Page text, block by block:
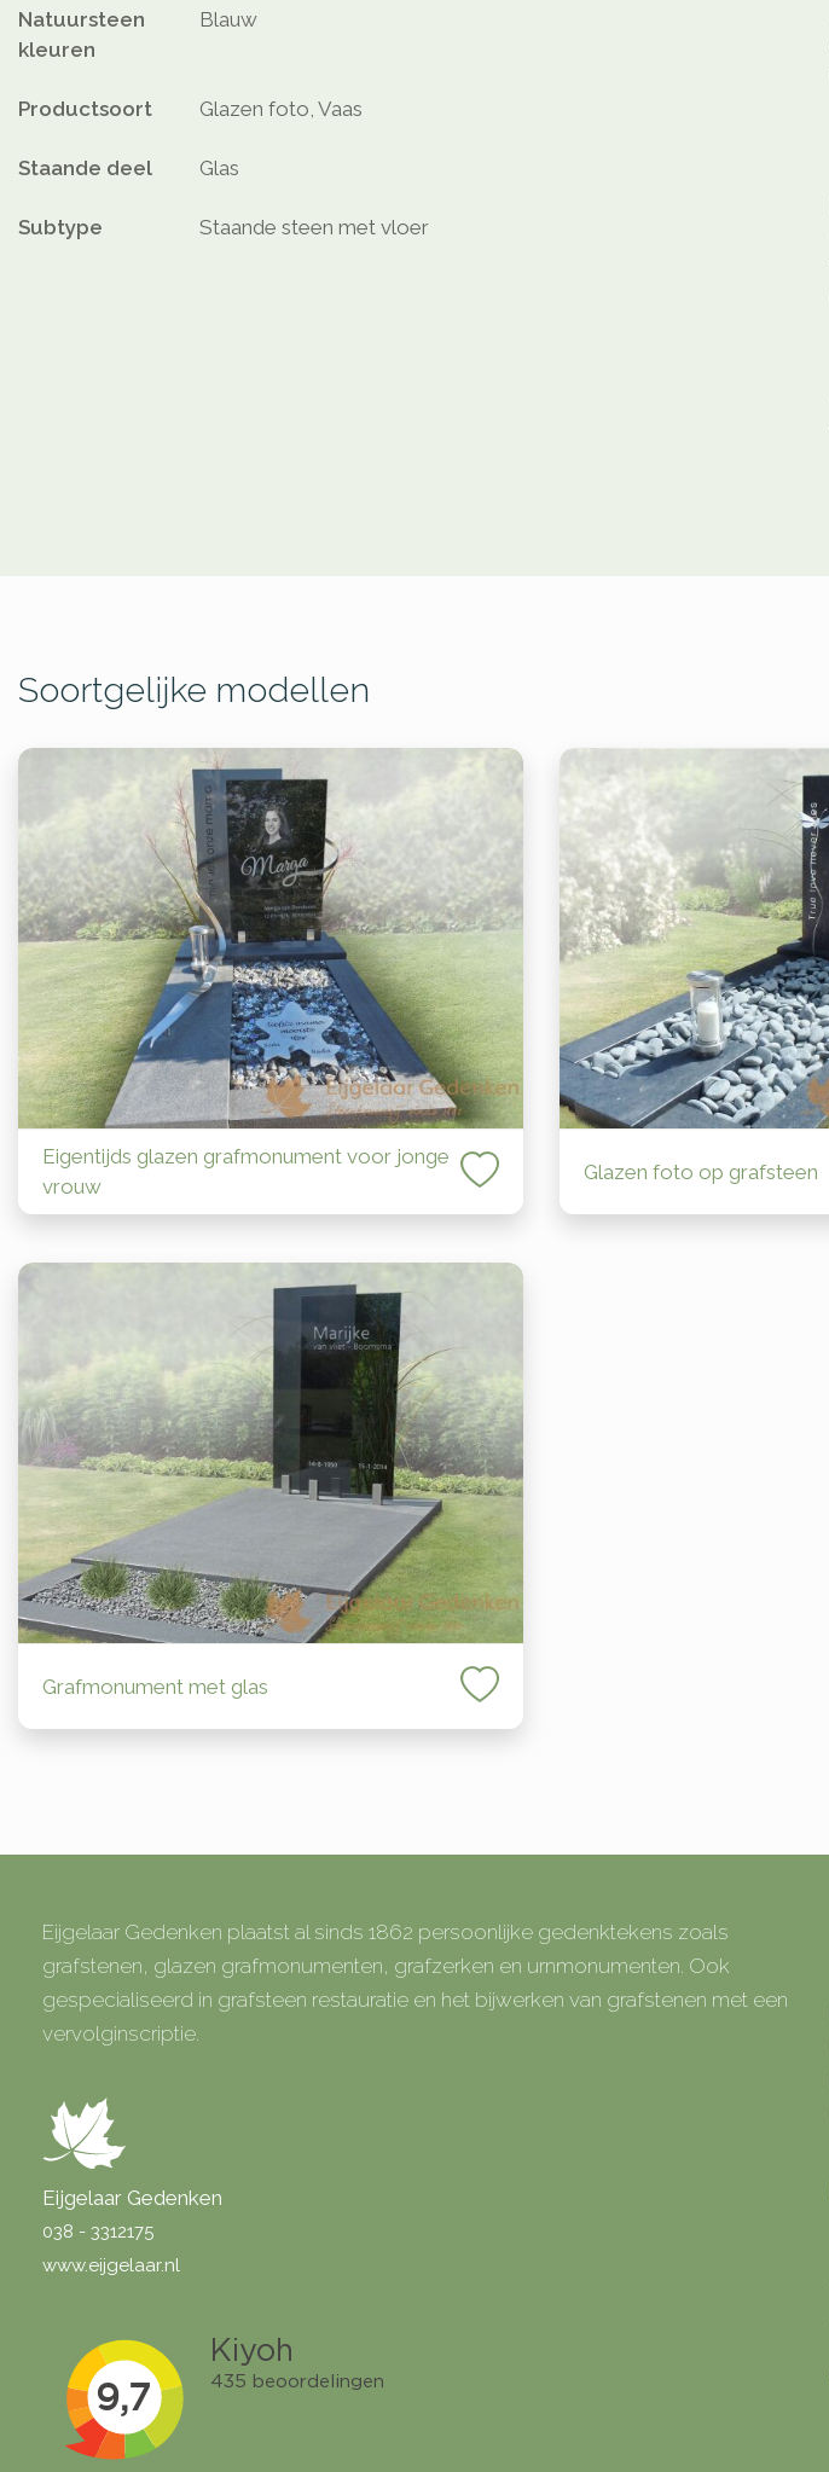
Natuursteen
kleuren
Blauw
Productsoort Glazen foto, Vaas
Staande deel Glas
Subtype Staande steen met vloer
Soortgelijke modellen
Eigentijds glazen grafmonument voor jonge
vrouw
Glazen foto op grafsteen
Grafmonument met glas
Eijgelaar Gedenken plaatst al sinds 1862 persoonlijke gedenktekens zoals
grafstenen, glazen grafmonumenten, grafzerken en urnmonumenten. Ook
gespecialiseerd in grafsteen restauratie en het bijwerken van grafstenen met een
vervolginscriptie.
Eijgelaar Gedenken
038 - 3312175
www.eijgelaar.nl